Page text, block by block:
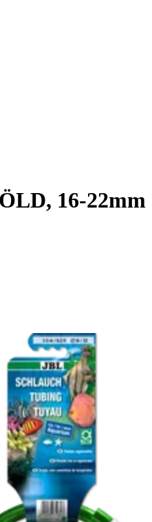
16-22mm